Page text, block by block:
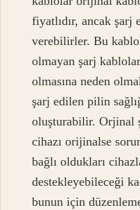
fiyatlıdır, ancak
verebilirler. Bu
olmayan şarj
olmasına neden
şarj edilen pilin
oluşturabilir. Orjinal
cihazı orijinalse
bağlı oldukları
destekleyebileceği
bunun için